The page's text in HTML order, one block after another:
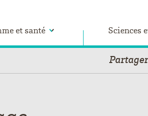
et santé Sciences
Partager